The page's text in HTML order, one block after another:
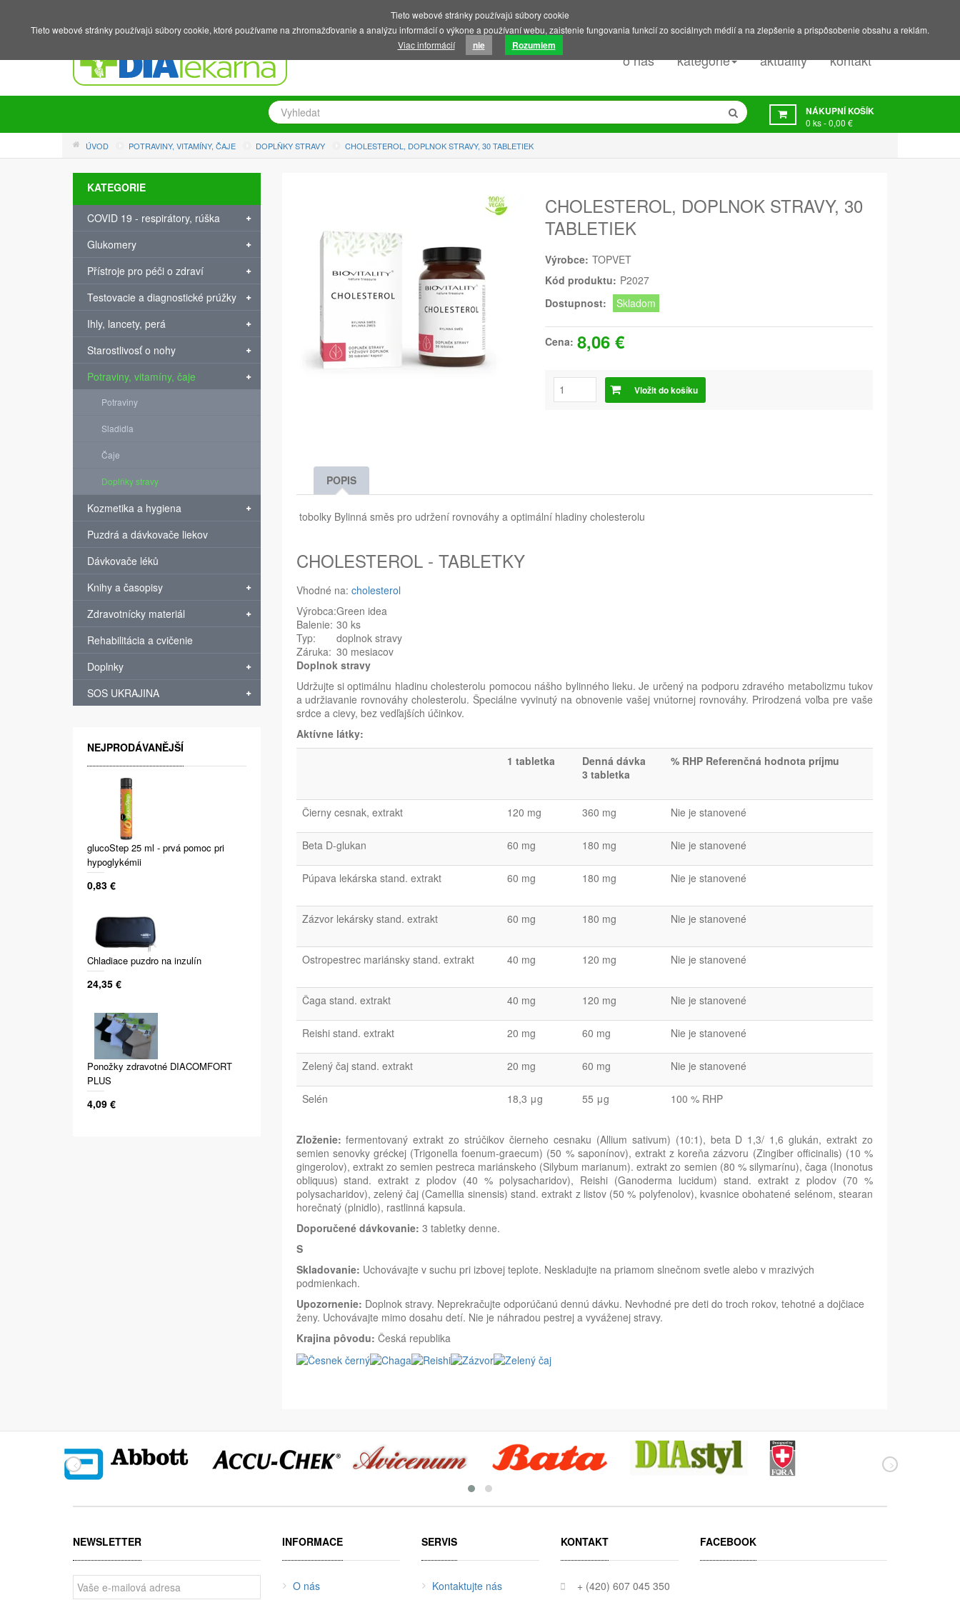
o nás kategorie aktuality kontakt
NÁKUPNÍ KOŠÍK
0 ks -0,00 €
ÚVOD POTRAVINY, VITAMÍNY, ČAJE DOPLŇKY STRAVY CHOLESTEROL, DOPLNOK STRAVY, 30 TABLETIEK
CHOLESTEROL, DOPLNOK STRAVY, 30
TABLETIEK
Výrobce: TOPVET
Kód produktu: P2027
Dostupnost:
Skladom
Cena: 8,06 €
Vložit do košíku
POPIS
tobolky Bylinná směs pro udržení rovnováhy a optimální hladiny cholesterolu
CHOLESTEROL - TABLETKY
Vhodné na: cholesterol
Výrobca:Green idea
Balenie: 30 ks
Typ:
doplnok stravy
Záruka: 30 mesiacov
Doplnok stravy
Udržujte si optimálnu hladinu cholesterolu pomocou nášho bylinného lieku. Je určený na podporu zdravého metabolizmu tukov
a udržiavanie rovnováhy cholesterolu. Špeciálne vyvinutý na obnovenie vašej vnútornej rovnováhy. Prirodzená voľba pre vaše
srdce a cievy, bez vedľajších účinkov.
Aktívne látky:
1 tabletka
Denná dávka
3 tabletka
% RHP Referenčná hodnota príjmu
Čierny cesnak, extrakt 120 mg 360 mg Nie je stanovené
Beta D-glukan 60 mg 180 mg Nie je stanovené
Púpava lekárska stand. extrakt 60 mg 180 mg Nie je stanovené
Zázvor lekársky stand. extrakt 60 mg 180 mg Nie je stanovené
Ostropestrec mariánsky stand. extrakt 40 mg 120 mg Nie je stanovené
Čaga stand. extrakt 40 mg 120 mg Nie je stanovené
Reishi stand. extrakt 20 mg 60 mg Nie je stanovené
Zelený čaj stand. extrakt 20 mg 60 mg Nie je stanovené
Selén 18,3 μg 55 μg 100 % RHP
Zloženie: fermentovaný extrakt zo strúčikov čierneho cesnaku (Allium sativum) (10:1), beta D 1,3/ 1,6 glukán, extrakt zo
semien senovky gréckej (Trigonella foenum-graecum) (50 % saponínov), extrakt z koreňa zázvoru (Zingiber officinalis) (10 %
gingerolov), extrakt zo semien pestreca mariánskeho (Silybum marianum). extrakt zo semien (80 % silymarínu), čaga (Inonotus
obliquus) stand. extrakt z plodov (40 % polysacharidov), Reishi (Ganoderma lucidum) stand. extrakt z plodov (70 %
polysacharidov), zelený čaj (Camellia sinensis) stand. extrakt z listov (50 % polyfenolov), kvasnice obohatené selénom, stearan
horečnatý (plnidlo), rastlinná kapsula.
Doporučené dávkovanie: 3 tabletky denne.
S
Skladovanie: Uchovávajte v suchu pri izbovej teplote. Neskladujte na priamom slnečnom svetle alebo v mrazivých
podmienkach.
Upozornenie: Doplnok stravy. Neprekračujte odporúčanú dennú dávku. Nevhodné pre deti do troch rokov, tehotné a dojčiace
ženy. Uchovávajte mimo dosahu detí. Nie je náhradou pestrej a vyváženej stravy.
Krajina pôvodu: Česká republika
KATEGORIE
COVID 19 - respirátory, rúška
Glukomery
Přístroje pro péči o zdraví
Testovacie a diagnostické prúžky
Ihly, lancety, perá
Starostlivosť o nohy
Potraviny, vitamíny, čaje
Potraviny
Sladidla
Čaje
Doplňky stravy
Kozmetika a hygiena
Puzdrá a dávkovače liekov
Dávkovače léků
Knihy a časopisy
Zdravotnícky materiál
Rehabilitácia a cvičenie
Doplnky
SOS UKRAJINA
NEJPRODÁVANĚJŠÍ
glucoStep 25 ml - prvá pomoc pri
hypoglykémii
0,83 €
Chladiace puzdro na inzulín
24,35 €
Ponožky zdravotné DIACOMFORT
PLUS
4,09 €
NEWSLETTER INFORMACE
O nás
SERVIS
Kontaktujte nás
KONTAKT
+ (420) 607 045 350
FACEBOOK
Tieto webové stránky používajú súbory cookie
Tieto webové stránky používajú súbory cookie, ktoré používame na zhromažďovanie a analýzu informácií o výkone a používaní webu, zaistenie fungovania funkcií zo sociálnych médií a na zlepšenie a prispôsobenie obsahu a reklám.
Viac informácií
nie Rozumiem